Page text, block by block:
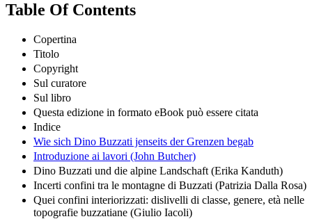
Table Of Contents
Copertina
Titolo
Copyright
Sul curatore
Sul libro
Questa edizione in formato eBook può essere citata
Indice
Wie sich Dino Buzzati jenseits der Grenzen begab
Introduzione ai lavori (John Butcher)
Dino Buzzati und die alpine Landschaft (Erika Kanduth)
Incerti confini tra le montagne di Buzzati (Patrizia Dalla Rosa)
Quei confini interiorizzati: dislivelli di classe, genere, età nelle
topografie buzzatiane (Giulio Iacoli)